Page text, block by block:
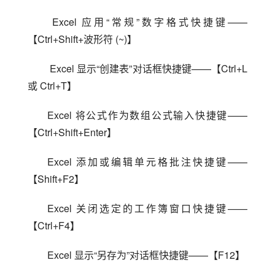
【Ctrl+Shift+波形符 (~)】
或 Ctrl+T】
Excel 将公式作为数组公式输入快捷键——
【Ctrl+Shift+Enter】
Excel 添加或编辑单元格批注快捷键——
【Shift+F2】
Excel 关闭选定的工作簿窗口快捷键——
【Ctrl+F4】
Excel 显示“另存为”对话框快捷键——【F12】